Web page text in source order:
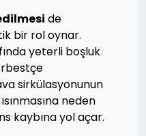
de
bir rol oynar.
yeterli boşluk
sirkülasyonunun
neden
kaybına yol açar.